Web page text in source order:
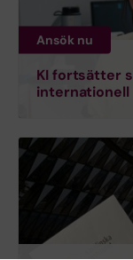
Ansök nu
KI fortsätter